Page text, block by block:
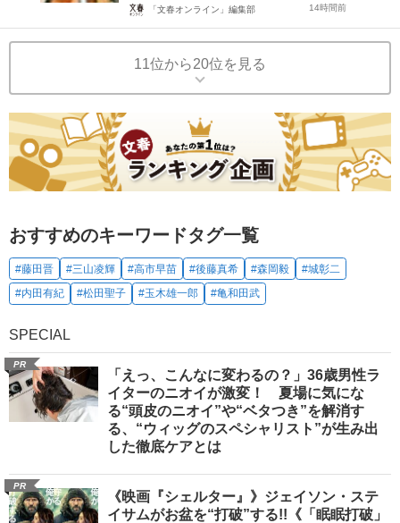
「文春オンライン」編集部 14時間前
11位から20位を見る
おすすめのキーワードタグ一覧
#藤田晋 #三山凌輝 #高市早苗 #後藤真希 #森岡毅
#城彰二
#内田有紀
#松田聖子 #玉木雄一郎 #亀和田武
SPECIAL
PR
「えっ、こんなに変わるの？」36歳男性ラ
イターのニオイが激変！ 夏場に気にな
る“頭皮のニオイ”や“ベタつき”を解消す
る、“ウィッグのスペシャリスト”が生み出
した徹底ケアとは
PR
《映画『シェルター』》ジェイソン・ステ
イサムがお盆を“打破”する!!《「眠眠打破」